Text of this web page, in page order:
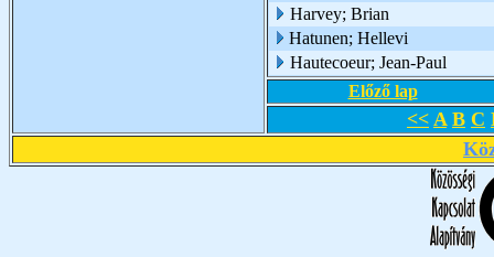
Harvey; Brian
Hatunen; Hellevi
Hautecoeur; Jean-Paul
Előző lap
<< A B C